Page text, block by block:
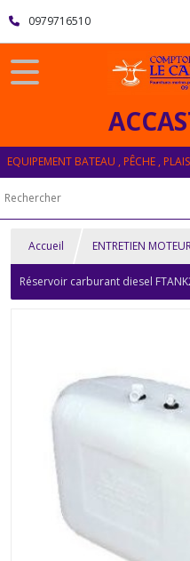
0979716510
Accueil ENTRETIEN
Réservoir carburant diesel